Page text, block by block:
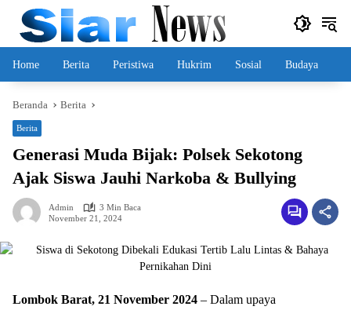
Langsung
konten
Home Berita Peristiwa Hukrim Sosial Budaya
Beranda Berita
Berita
Generasi Muda Bijak: Polsek Sekotong
Ajak Siswa Jauhi Narkoba & Bullying
Admin
3 Min Baca
November 21, 2024
Lombok Barat, 21 November 2024 – Dalam upaya